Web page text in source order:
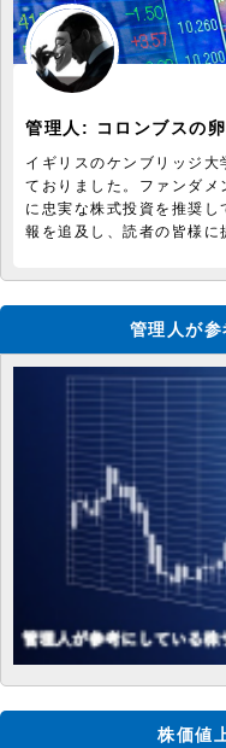
管理人: コロンブスの卵
イギリスのケンブリッジ
ておりました。ファンダ
に忠実な株式投資を推奨
報を追及し、読者の皆様に
管理人が
株価値